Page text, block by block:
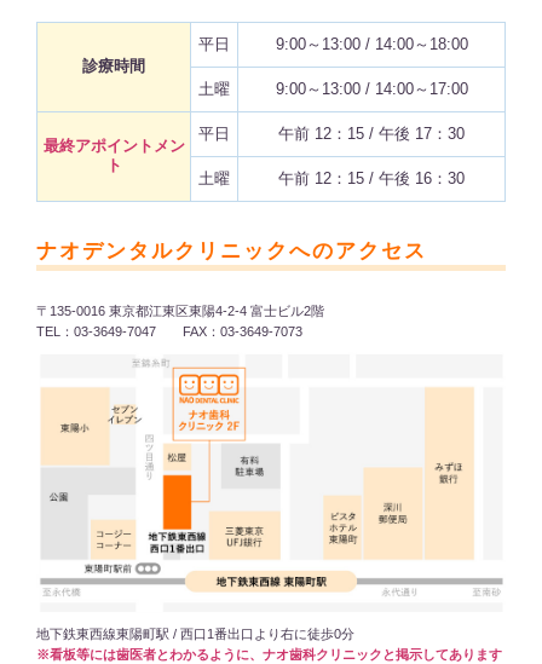
診療時間
平日 9:00～13:00 / 14:00～18:00
土曜 9:00～13:00 / 14:00～17:00
最終アポイントメン
ト
平日 午前 12：15 / 午後 17：30
土曜 午前 12：15 / 午後 16：30
ナオデンタルクリニックへのアクセス
〒135-0016 東京都江東区東陽4-2-4 富士ビル2階
TEL：03-3649-7047 FAX：03-3649-7073
地下鉄東西線東陽町駅 / 西口1番出口より右に徒歩0分
※看板等には歯医者とわかるように、ナオ歯科クリニックと掲示してあります